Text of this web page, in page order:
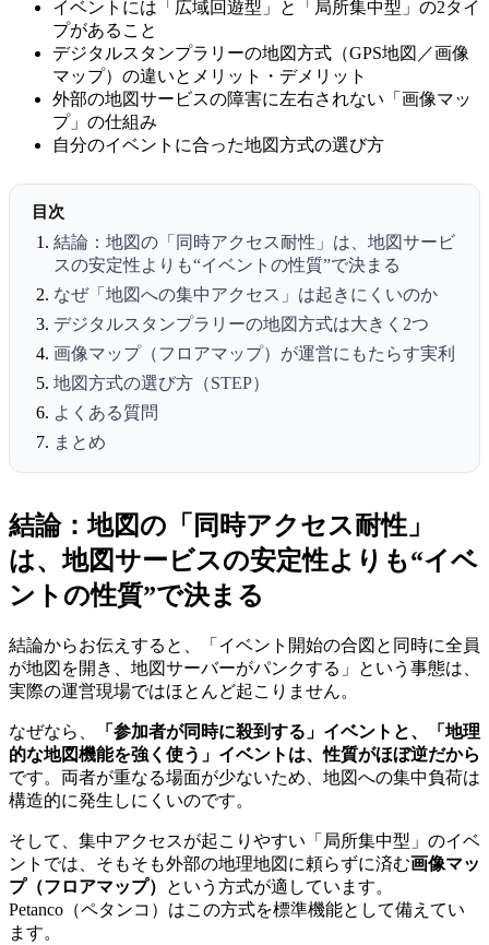
イベントには「広域回遊型」と「局所集中型」の2タイ
プがあること
デジタルスタンプラリーの地図方式（GPS地図／画像
マップ）の違いとメリット・デメリット
外部の地図サービスの障害に左右されない「画像マッ
プ」の仕組み
自分のイベントに合った地図方式の選び方
目次
結論：地図の「同時アクセス耐性」は、地図サービ
スの安定性よりも“イベントの性質”で決まる
なぜ「地図への集中アクセス」は起きにくいのか
デジタルスタンプラリーの地図方式は大きく2つ
画像マップ（フロアマップ）が運営にもたらす実利
地図方式の選び方（STEP）
よくある質問
まとめ
結論：地図の「同時アクセス耐性」
は、地図サービスの安定性よりも“イベ
ントの性質”で決まる
結論からお伝えすると、「イベント開始の合図と同時に全員
が地図を開き、地図サーバーがパンクする」という事態は、
実際の運営現場ではほとんど起こりません。
なぜなら、
「参加者が同時に殺到する」イベントと、「地理
的な地図機能を強く使う」イベントは、性質がほぼ逆だから
です。両者が重なる場面が少ないため、地図への集中負荷は
構造的に発生しにくいのです。
そして、集中アクセスが起こりやすい「局所集中型」のイベ
ントでは、そもそも外部の地理地図に頼らずに済む画像マッ
プ（フロアマップ）
という方式が適しています。
Petanco（ペタンコ）はこの方式を標準機能として備えてい
ます。